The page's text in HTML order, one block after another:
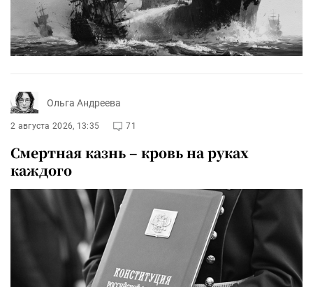
Ольга Андреева
2 августа 2026, 13:35 71
Смертная казнь – кровь на руках
каждого